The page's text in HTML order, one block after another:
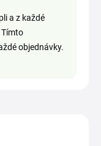
a z každé
Tímto
objednávky.